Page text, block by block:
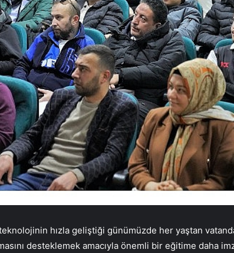
hızla geliştiği günümüzde her yaştan
desteklemek amacıyla önemli bir eğitime daha